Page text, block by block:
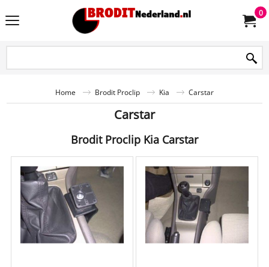
0
Home Brodit Proclip Kia Carstar
Carstar
Brodit Proclip Kia Carstar